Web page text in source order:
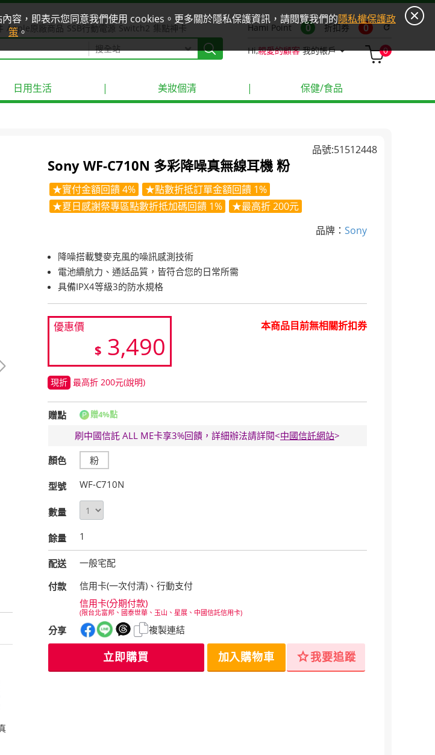
容，即表示您同意我們使用 cookies。更多關於隱私保護資訊，請閱覽我們的隱私權保護政
策。
Apple原廠商品 SSB行動電源 Switch2 集點神卡 Hami Point 0 折扣券 0 refresh
Hi,親愛的顧客 我的帳戶 0
日用生活 | 美妝個清 | 保健/食品
品號:51512448
Sony WF-C710N 多彩降噪真無線耳機 粉
★實付金額回饋 4%
★點數折抵訂單金額回饋 1%
★夏日感謝祭專區點數折抵加碼回饋 1%
★最高折 200元
品牌： Sony
降噪搭載雙麥克風的噪訊感測技術
電池續航力、通話品質，皆符合您的日常所需
具備IPX4等級3的防水規格
優惠價
$3,490
本商品目前無相關折扣券
現折 最高折 200元(說明)
贈點 贈4%點
刷中國信託 ALL ME卡享3%回饋，詳細辦法請詳閱<中國信託網站>
顏色 粉
型號 WF-C710N
數量
餘量 1
配送
一般宅配
付款
信用卡(一次付清)、行動支付
信用卡(分期付款)
(限台北富邦、國泰世華、玉山、星展、中國信託信用卡)
分享 複製連結
立即購買 加入購物車 star我要追蹤